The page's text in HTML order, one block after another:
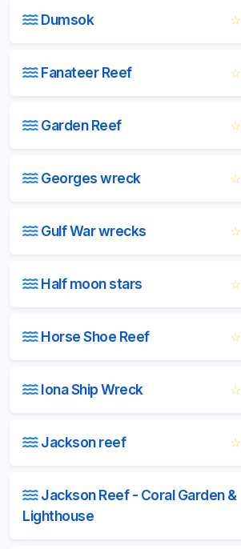
Dumsok ☆
Fanateer Reef ☆
Garden Reef ☆
Georges wreck ☆
Gulf War wrecks ☆
Half moon stars ☆
Horse Shoe Reef ☆
Iona Ship Wreck ☆
Jackson reef ☆
Jackson Reef - Coral Garden &
Lighthouse